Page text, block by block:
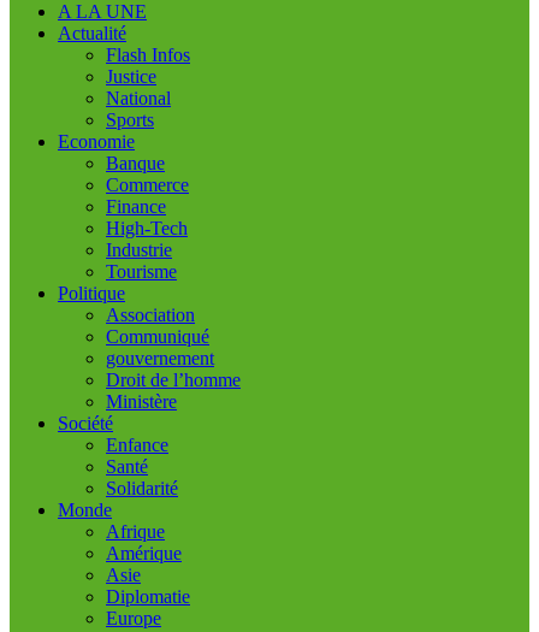
A LA UNE
Actualité
Flash Infos
Justice
National
Sports
Economie
Banque
Commerce
Finance
High-Tech
Industrie
Tourisme
Politique
Association
Communiqué
gouvernement
Droit de l’homme
Ministère
Société
Enfance
Santé
Solidarité
Monde
Afrique
Amérique
Asie
Diplomatie
Europe